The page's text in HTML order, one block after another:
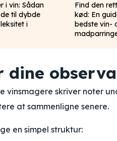
i vin: Sådan
til dybde
i
Find den
kød: En
bedste vin-
dine
vinsmagere skriver noter
at sammenligne senere.
en simpel struktur: